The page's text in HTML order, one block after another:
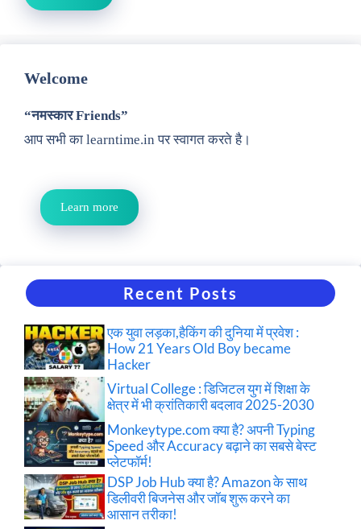
Welcome
“नमस्कार Friends”
आप सभी का learntime.in पर स्वागत करते है।
Learn more
Recent Posts
एक युवा लड़का,हैकिंग की दुनिया में प्रवेश :
How 21 Years Old Boy became
Hacker
Virtual College : डिजिटल युग में शिक्षा के
क्षेत्र में भी क्रांतिकारी बदलाव 2025-2030
Monkeytype.com क्या है? अपनी Typing
Speed और Accuracy बढ़ाने का सबसे बेस्ट
प्लेटफॉर्म!
DSP Job Hub क्या है? Amazon के साथ
डिलीवरी बिजनेस और जॉब शुरू करने का
आसान तरीका!